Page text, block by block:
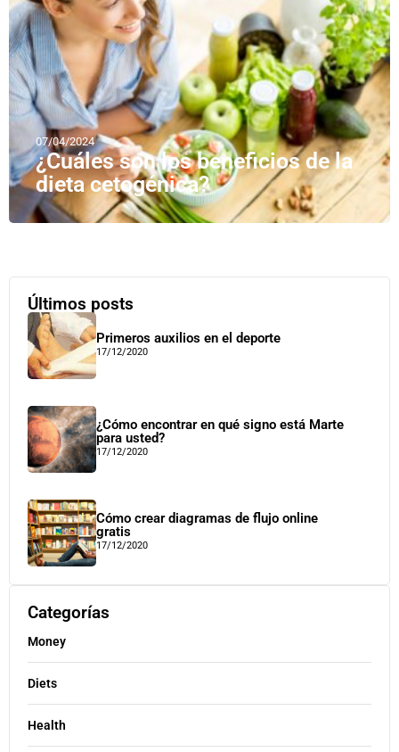
07/04/2024
¿Cuáles son los beneficios de la
dieta cetogénica?
Últimos posts
Primeros auxilios en el deporte
17/12/2020
¿Cómo encontrar en qué signo está Marte
para usted?
17/12/2020
Cómo crear diagramas de flujo online
gratis
17/12/2020
Categorías
Money
Diets
Health